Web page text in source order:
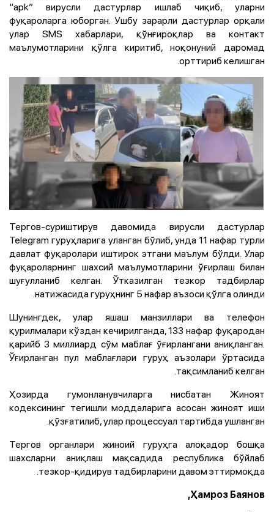
“apk” вирусли дастурлар ишлаб чиқиб, уларни
фуқароларга юборган. Ушбу зарарли дастурлар орқали
улар SMS хабарлари, қўнғироқлар ва контакт
маълумотларини қўлга киритиб, ноқонуний даромад
орттириб келишган.
Тергов-суриштирув давомида вирусли дастурлар
Telegram гуруҳларига уланган бўлиб, унда 11 нафар турли
давлат фуқаролари иштирок этгани маълум бўлди. Улар
фуқароларнинг шахсий маълумотларини ўғирлаш билан
шуғулланиб келган. Ўтказилган тезкор тадбирлар
натижасида гуруҳнинг 5 нафар аъзоси қўлга олинди.
Шунингдек, улар яшаш манзиллари ва телефон
қурилмалари кўздан кечирилганда, 133 нафар фуқародан
қарийб 3 миллиард сўм маблағ ўғирлангани аниқланган.
Ўғирланган пул маблағлари гуруҳ аъзолари ўртасида
тақсимланиб келган.
Ҳозирда гумонланувчиларга нисбатан Жиноят
кодексининг тегишли моддаларига асосан жиноят иши
қўзғатилиб, улар процессуал тартибда ушланган.
Тергов органлари жиноий гуруҳга алоқадор бошқа
шахсларни аниқлаш мақсадида республика бўйлаб
тезкор-қидирув тадбирларини давом эттирмоқда.
Ҳамроз Баянов,